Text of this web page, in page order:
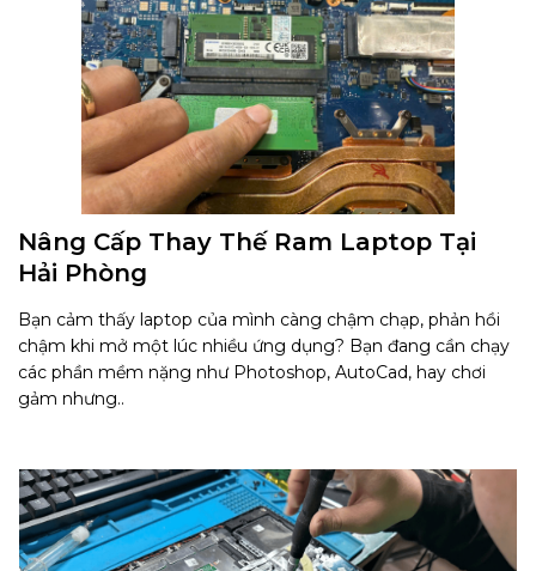
Nâng Cấp Thay Thế Ram Laptop Tại
Hải Phòng
Bạn cảm thấy laptop của mình càng chậm chạp, phản hồi
chậm khi mở một lúc nhiều ứng dụng? Bạn đang cần chạy
các phần mềm nặng như Photoshop, AutoCad, hay chơi
gảm nhưng..